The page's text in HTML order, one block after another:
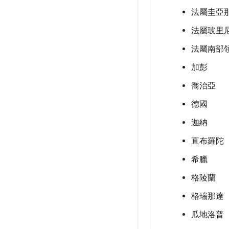
法屬圭亞
法屬玻里
法屬南部
加彭
喬治亞
德國
迦納
直布羅陀
希臘
格陵蘭
格瑞那達
瓜地洛普